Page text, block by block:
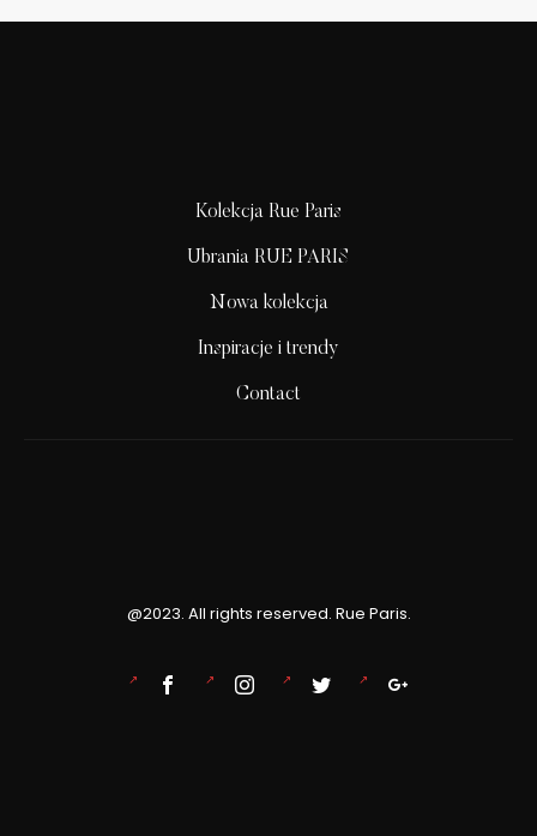
Kolekcja Rue Paris
Ubrania RUE PARIS
Nowa kolekcja
Inspiracje i trendy
Contact
@2023. All rights reserved. Rue Paris.